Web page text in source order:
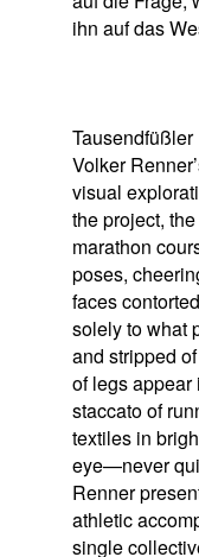
ihn auf das
Tausendfüßler
Volker
visual
the project,
marathon
poses,
faces
solely to what
and stripped
of legs appear
staccato of
textiles in
eye—never
Renner
athletic
single